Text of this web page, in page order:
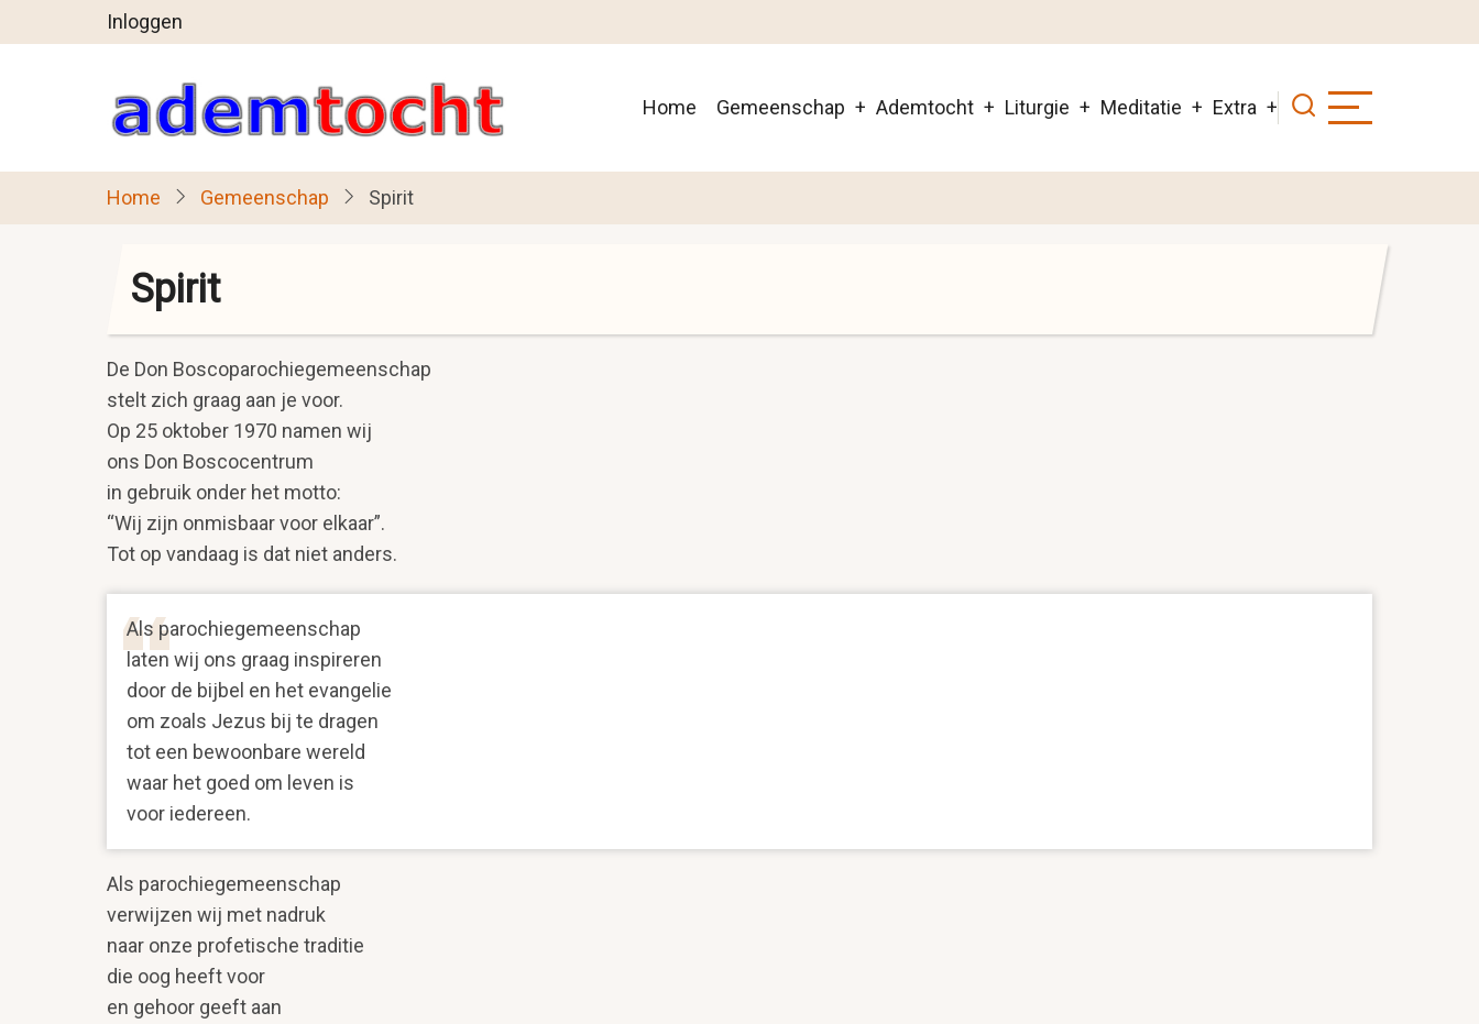
en
gaan
User
account
menu
Inloggen
Main
Home Gemeenschap Ademtocht Liturgie Meditatie Extra
Home Gemeenschap Spirit
Spirit
De Don Boscoparochiegemeenschap
stelt zich graag aan je voor.
Op 25 oktober 1970 namen wij
ons Don Boscocentrum
in gebruik onder het motto:
“Wij zijn onmisbaar voor elkaar”.
Tot op vandaag is dat niet anders.
Als parochiegemeenschap
laten wij ons graag inspireren
door de bijbel en het evangelie
om zoals Jezus bij te dragen
tot een bewoonbare wereld
waar het goed om leven is
voor iedereen.
Als parochiegemeenschap
verwijzen wij met nadruk
naar onze profetische traditie
die oog heeft voor
en gehoor geeft aan